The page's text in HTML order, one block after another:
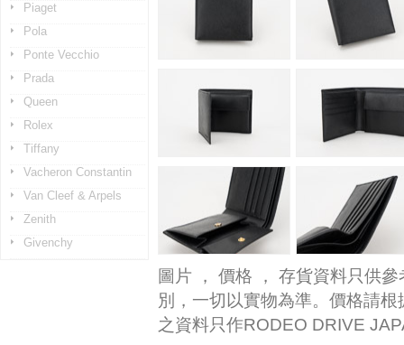
Piaget
Pola
Ponte Vecchio
Prada
Queen
Rolex
Tiffany
Vacheron Constantin
Van Cleef & Arpels
Zenith
Givenchy
圖片 ， 價格 ， 存貨資料只供
別，一切以實物為準。價格請
之資料只作RODEO DRIVE